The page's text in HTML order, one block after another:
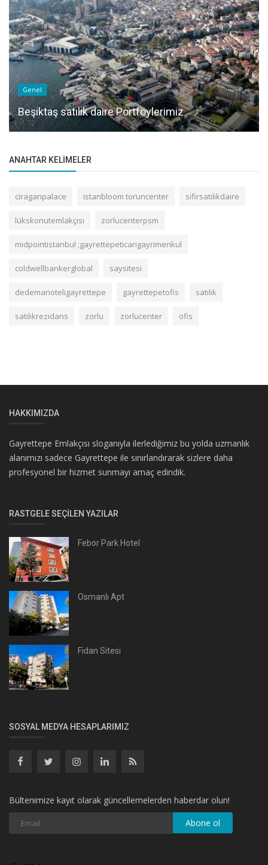
Genel
Beşiktaş satılık daire Portföylerimiz
ANAHTAR KELIMELER
ciraganpalace istanbloom toruncenter sifirsatılıkdaire
lükskonutemlakçısı zorlucenterpsm
midpointistanbul ;gayrettepeticarigayrimenkul
coldwellbankerglobal saysitesi
dedemanoteligayrettepe gayrettepetofis satılık
satılıkrezidans zorlu zorlucenter ofis
HAKKIMIZDA
Gayrettepe Emlakçısı sloganıyla ilerlediğimiz bu yolda uzmanlık
alanımızı sadece Gayrettepe ile sınırlandırarak sizlere daha
profesyonel bir hizmet sunmayı amaç edindik.
RASTGELE SEÇILEN YAZILAR
Febor Park Hotel
Osmanlı Apt
Fidan Sitesi
SOSYAL MEDYA HESAPLARIMIZ
Bültenimize kayıt olarak güncellemelerden haberdar olun!
Abone ol